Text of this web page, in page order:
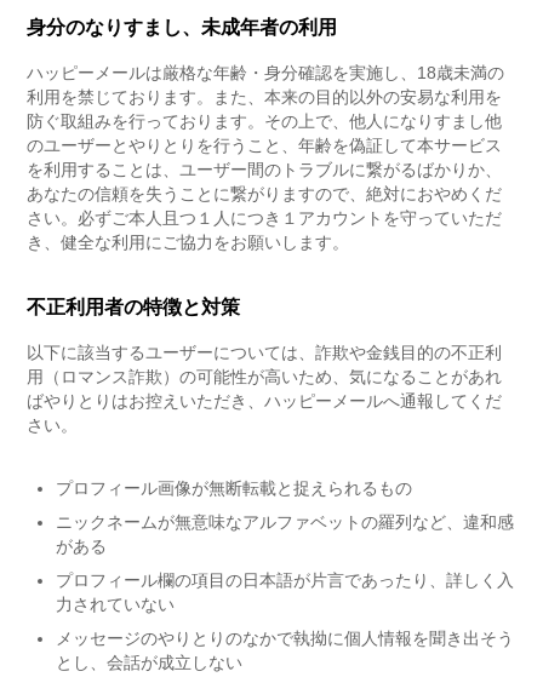
身分のなりすまし、未成年者の利用
ハッピーメールは厳格な年齢・身分確認を実施し、18歳未満の
利用を禁じております。また、本来の目的以外の安易な利用を
防ぐ取組みを行っております。その上で、他人になりすまし他
のユーザーとやりとりを行うこと、年齢を偽証して本サービス
を利用することは、ユーザー間のトラブルに繋がるばかりか、
あなたの信頼を失うことに繋がりますので、絶対におやめくだ
さい。必ずご本人且つ１人につき１アカウントを守っていただ
き、健全な利用にご協力をお願いします。
不正利用者の特徴と対策
以下に該当するユーザーについては、詐欺や金銭目的の不正利
用（ロマンス詐欺）の可能性が高いため、気になることがあれ
ばやりとりはお控えいただき、ハッピーメールへ通報してくだ
さい。
プロフィール画像が無断転載と捉えられるもの
ニックネームが無意味なアルファベットの羅列など、違和感
がある
プロフィール欄の項目の日本語が片言であったり、詳しく入
力されていない
メッセージのやりとりのなかで執拗に個人情報を聞き出そう
とし、会話が成立しない